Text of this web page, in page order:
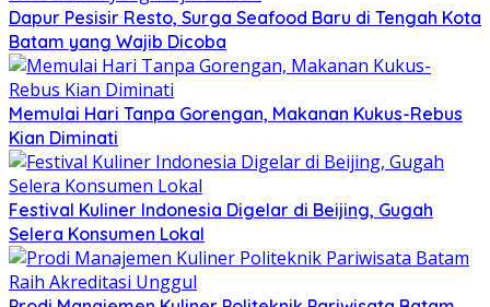
Dapur Pesisir Resto, Surga Seafood Baru di Tengah Kota
Batam yang Wajib Dicoba
Memulai Hari Tanpa Gorengan, Makanan Kukus-Rebus
Kian Diminati
Festival Kuliner Indonesia Digelar di Beijing, Gugah
Selera Konsumen Lokal